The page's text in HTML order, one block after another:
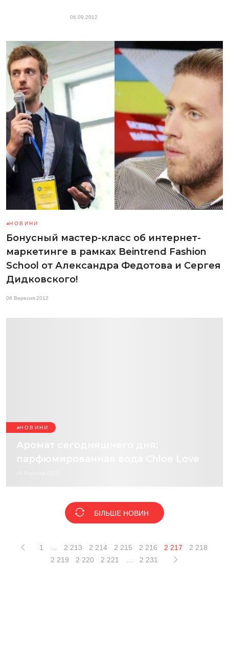
06.09.2012
НОВИНИ
Бонусный мастер-класс об интернет-
маркетинге в рамках Beintrend Fashion
School от Александра Федотова и Сергея
Дидковского!
06 Вересня 2012
НОВИНИ
Аромат сегодняшнего дня:
парфюмированная вода Chloe Love
БІЛЬШЕ НОВИН
1 2 213 2 214 2 215 2 216 2 217
2 218
2 219
2 220 2 221 2 231